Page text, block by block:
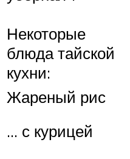
Некоторые
блюда тайской
кухни:
Жареный рис
… с курицей